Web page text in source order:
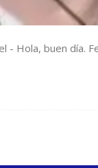
- Hola, buen día.